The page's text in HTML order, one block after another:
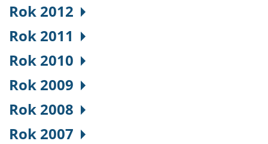
Rok 2012
Rok 2011
Rok 2010
Rok 2009
Rok 2008
Rok 2007